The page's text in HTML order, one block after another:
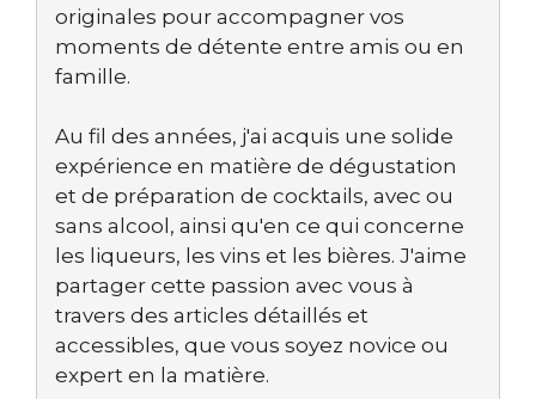
originales pour accompagner vos
moments de détente entre amis ou en
famille.
Au fil des années, j'ai acquis une solide
expérience en matière de dégustation
et de préparation de cocktails, avec ou
sans alcool, ainsi qu'en ce qui concerne
les liqueurs, les vins et les bières. J'aime
partager cette passion avec vous à
travers des articles détaillés et
accessibles, que vous soyez novice ou
expert en la matière.